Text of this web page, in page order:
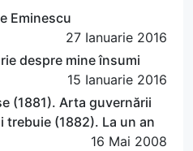
Eminescu
27 Ianuarie 2016
despre mine însumi
15 Ianuarie 2016
(1881). Arta guvernării
trebuie (1882). La un an
16 Mai 2008